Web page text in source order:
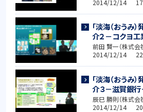
2014/12/14
「淡海（おうみ
介２－コクヨ工
前田 賢一（株式会
2014/12/14
「淡海（おうみ
介３－滋賀銀行
辰巳 勝則（株式会
2014/12/14